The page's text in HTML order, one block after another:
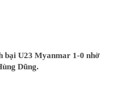
bại U23 Myanmar 1-0 nhờ
Dũng.